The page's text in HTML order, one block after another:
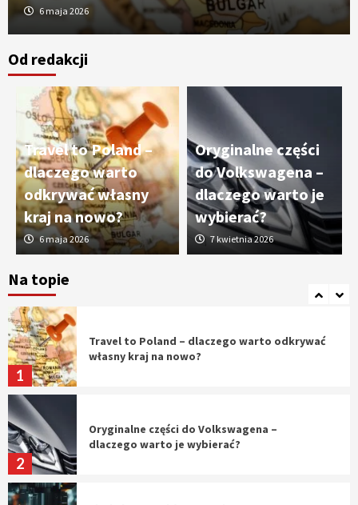
6 maja 2026
Od redakcji
Travel to Poland –
dlaczego warto
odkrywać własny
kraj na nowo?
6 maja 2026
Oryginalne części
do Volkswagena –
dlaczego warto je
wybierać?
7 kwietnia 2026
Na topie
3
nowoczesne technologie precyzyjnej
obróbki materiałów
4
Czy sztuczna inteligencja wyprze pracę
geodety w przyszłości?
5
Tworzenie aplikacji internetowych – jak
1
Travel to Poland – dlaczego warto odkrywać
własny kraj na nowo?
2
Oryginalne części do Volkswagena –
dlaczego warto je wybierać?